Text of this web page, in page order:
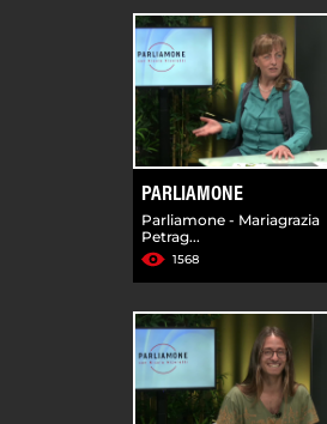
PARLIAMONE
Parliamone - Mariagrazia
Petrag...
1568